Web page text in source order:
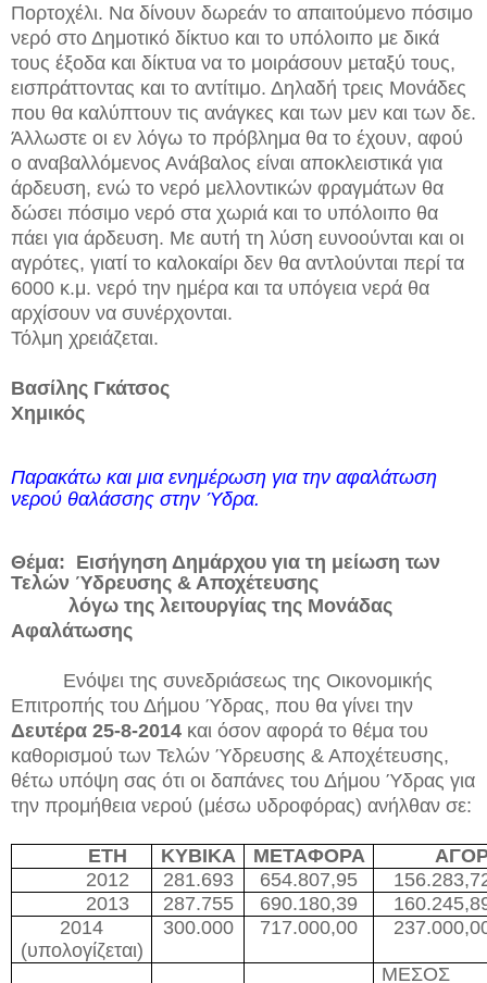
Πορτοχέλι. Να δίνουν δωρεάν το απαιτούμενο πόσιμο
νερό στο Δημοτικό δίκτυο και το υπόλοιπο με δικά
τους έξοδα και δίκτυα να το μοιράσουν μεταξύ τους,
εισπράττοντας και το αντίτιμο. Δηλαδή τρεις Μονάδες
που θα καλύπτουν τις ανάγκες και των μεν και των δε.
Άλλωστε οι εν λόγω το πρόβλημα θα το έχουν, αφού
ο αναβαλλόμενος Ανάβαλος είναι αποκλειστικά για
άρδευση, ενώ το νερό μελλοντικών φραγμάτων θα
δώσει πόσιμο νερό στα χωριά και το υπόλοιπο θα
πάει για άρδευση. Με αυτή τη λύση ευνοούνται και οι
αγρότες, γιατί το καλοκαίρι δεν θα αντλούνται περί τα
6000 κ.μ. νερό την ημέρα και τα υπόγεια νερά θα
αρχίσουν να συνέρχονται.
Τόλμη χρειάζεται.
Βασίλης Γκάτσος
Χημικός
Παρακάτω και μια ενημέρωση για την αφαλάτωση
νερού θαλάσσης στην Ύδρα.
Θέμα: Εισήγηση Δημάρχου για τη μείωση των
Τελών Ύδρευσης & Αποχέτευσης
λόγω της λειτουργίας της Μονάδας
Αφαλάτωσης
Ενόψει της συνεδριάσεως της Οικονομικής
Επιτροπής του Δήμου Ύδρας, που θα γίνει την
Δευτέρα 25-8-2014 και όσον αφορά το θέμα του
καθορισμού των Τελών Ύδρευσης & Αποχέτευσης,
θέτω υπόψη σας ότι οι δαπάνες του Δήμου Ύδρας για
την προμήθεια νερού (μέσω υδροφόρας) ανήλθαν σε:
ΕΤΗ ΚΥΒΙΚΑ ΜΕΤΑΦΟΡΑ
2012
281.693 654.807,95
2013
287.755 690.180,39
2014
(υπολογίζεται)
300.000 717.000,00
ΜΕΣΟΣ